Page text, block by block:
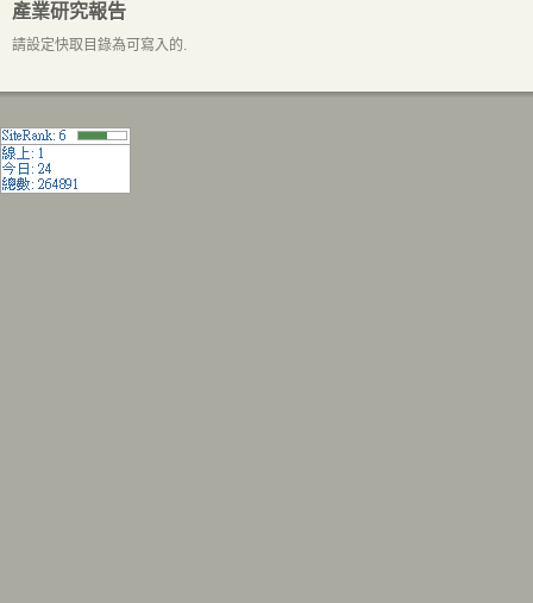
產業研究報告
請設定快取目錄為可寫入的.